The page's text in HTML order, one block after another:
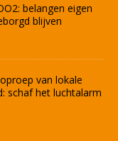
belangen eigen
blijven
van lokale
schaf het luchtalarm